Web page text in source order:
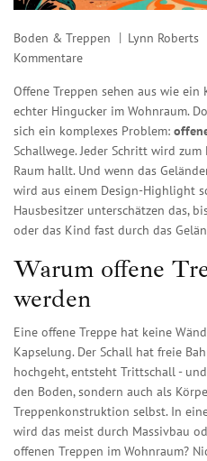
Boden & Treppen Lynn Roberts
Kommentare
Offene Treppen sehen aus wie
echter Hingucker im Wohnraum.
sich ein komplexes Problem:
Schallwege. Jeder Schritt wird
Raum hallt. Und wenn das
wird aus einem Design-Highlight
Hausbesitzer unterschätzen das,
oder das Kind fast durch das
Warum offene
werden
Eine offene Treppe hat keine
Kapselung. Der Schall hat freie
hochgeht, entsteht Trittschall -
den Boden, sondern auch als
Treppenkonstruktion selbst. In
wird das meist durch Massivbau
offenen Treppen im Wohnraum?